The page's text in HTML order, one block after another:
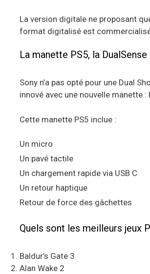
La version digitale ne proposant
format digitalisé est
La manette PS5, la DualSense
Sony n’a pas opté pour une Dual
innové avec une nouvelle manette :
Cette manette PS5 inclue :
Un micro
Un pavé tactile
Un chargement rapide via USB C
Un retour haptique
Retour de force des gâchettes
Quels sont les meilleurs jeux
Baldur’s Gate 3
Alan Wake 2